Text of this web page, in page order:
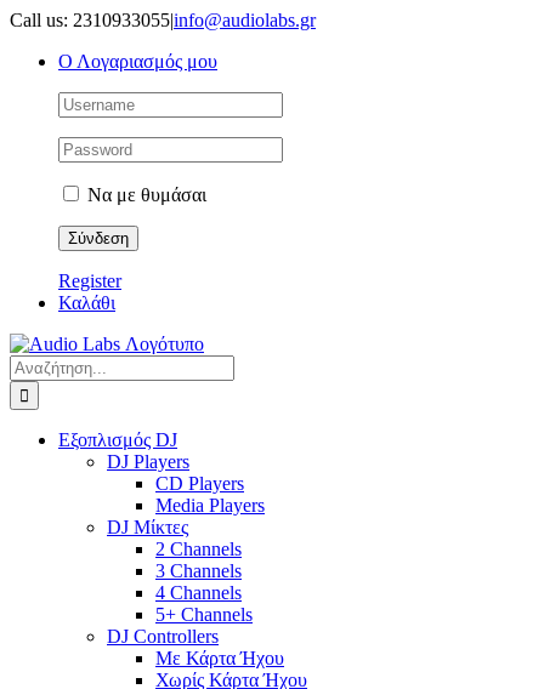
Μετάβαση
περιεχόμενο
Call us: 2310933055|info@audiolabs.gr
Ο Λογαριασμός μου
Να με θυμάσαι
Register
Καλάθι
Αναζήτηση
για:
Εξοπλισμός DJ
DJ Players
CD Players
Media Players
DJ Μίκτες
2 Channels
3 Channels
4 Channels
5+ Channels
DJ Controllers
Με Κάρτα Ήχου
Χωρίς Κάρτα Ήχου